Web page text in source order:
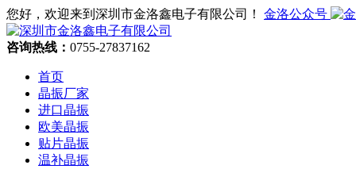
您好，欢迎来到深圳市金洛鑫电子有限公司！ 金洛公众号
咨询热线： 0755-27837162
首页
晶振厂家
进口晶振
欧美晶振
贴片晶振
温补晶振